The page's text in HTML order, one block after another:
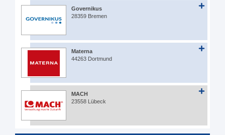
Governikus
28359 Bremen
Materna
44263 Dortmund
MACH
23558 Lübeck